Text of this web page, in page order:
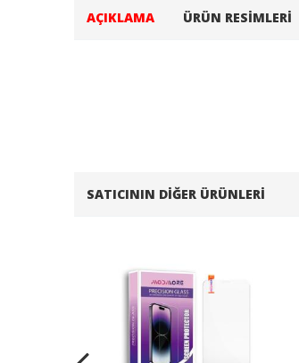
AÇIKLAMA ÜRÜN RESIMLERI
SATICININ DIĞER ÜRÜNLERI